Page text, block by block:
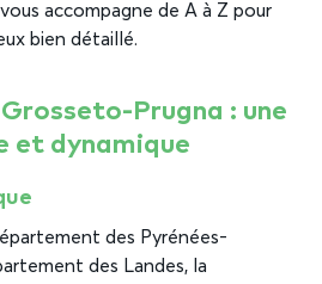
accompagne de A à Z pour
bien détaillé.
Prugna : une
dynamique
des Pyrénées-
des Landes, la